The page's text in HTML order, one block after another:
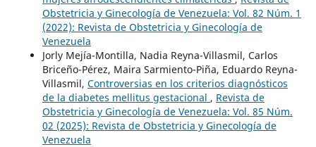
Obstetricia y Ginecología de Venezuela: Vol. 82 Núm. 1
(2022): Revista de Obstetricia y Ginecología de
Venezuela
Jorly Mejía-Montilla, Nadia Reyna-Villasmil, Carlos
Briceño-Pérez, Maira Sarmiento-Piña, Eduardo Reyna-
Villasmil, Controversias en los criterios diagnósticos
de la diabetes mellitus gestacional , Revista de
Obstetricia y Ginecología de Venezuela: Vol. 85 Núm.
02 (2025): Revista de Obstetricia y Ginecología de
Venezuela